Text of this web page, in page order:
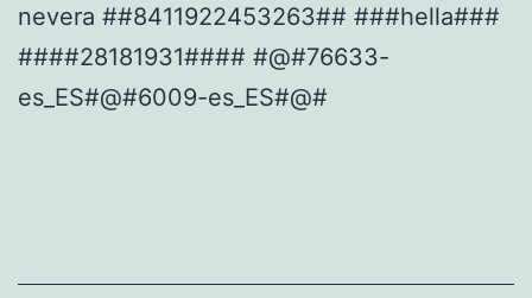
nevera ##8411922453263## ###hella###
####28181931#### #@#76633-
es_ES#@#6009-es_ES#@#